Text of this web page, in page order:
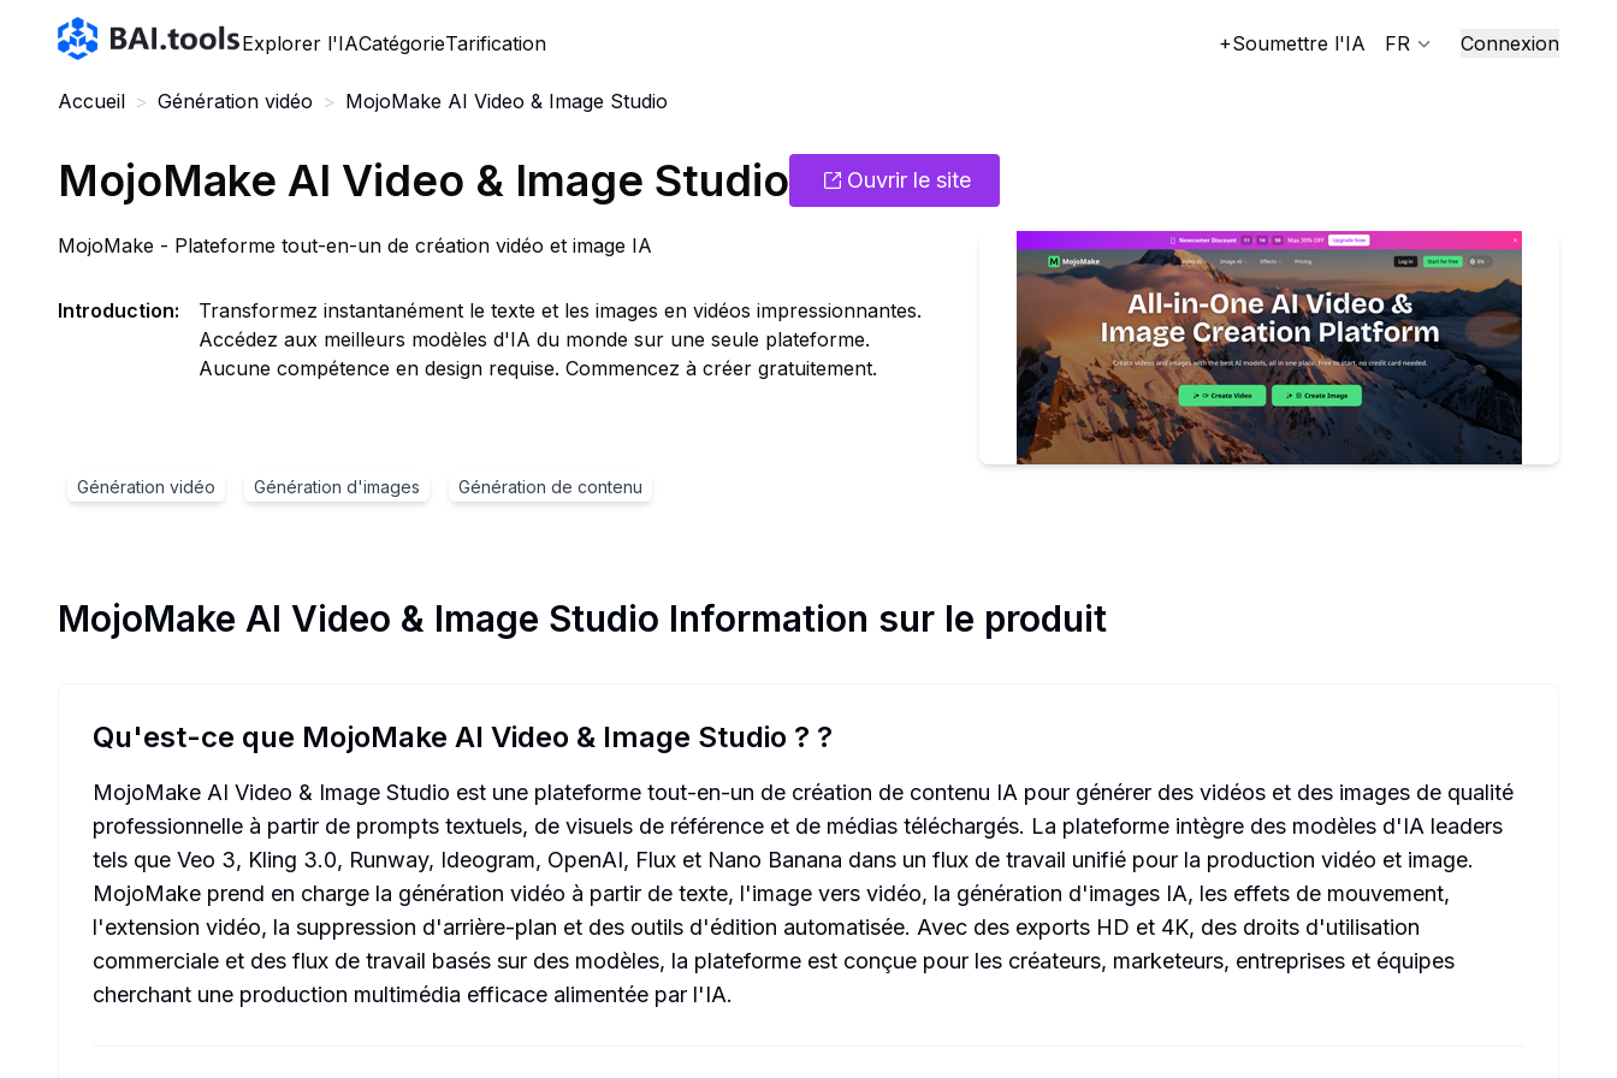
Bai.tools
Explorer l'IACatégorieTarification +Soumettre l'IA FR Connexion
Accueil > Génération vidéo > MojoMake AI Video & Image Studio
MojoMake AI Video & Image Studio Ouvrir le site
MojoMake - Plateforme tout-en-un de création vidéo et image IA
Introduction:
Transformez instantanément le texte et les images en vidéos impressionnantes.
Accédez aux meilleurs modèles d'IA du monde sur une seule plateforme.
Aucune compétence en design requise. Commencez à créer gratuitement.
Génération vidéo Génération d'images Génération de contenu
MojoMake AI Video & Image Studio Information sur le produit
Qu'est-ce que MojoMake AI Video & Image Studio ? ?
MojoMake AI Video & Image Studio est une plateforme tout-en-un de création de contenu IA pour générer des vidéos et des images de qualité
professionnelle à partir de prompts textuels, de visuels de référence et de médias téléchargés. La plateforme intègre des modèles d'IA leaders
tels que Veo 3, Kling 3.0, Runway, Ideogram, OpenAI, Flux et Nano Banana dans un flux de travail unifié pour la production vidéo et image.
MojoMake prend en charge la génération vidéo à partir de texte, l'image vers vidéo, la génération d'images IA, les effets de mouvement,
l'extension vidéo, la suppression d'arrière-plan et des outils d'édition automatisée. Avec des exports HD et 4K, des droits d'utilisation
commerciale et des flux de travail basés sur des modèles, la plateforme est conçue pour les créateurs, marketeurs, entreprises et équipes
cherchant une production multimédia efficace alimentée par l'IA.